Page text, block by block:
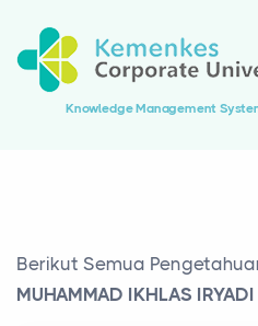
Knowledge Management
Berikut Semua
MUHAMMAD IKHLAS